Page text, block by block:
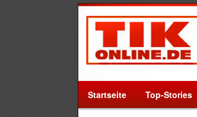
Startseite Top-Stories